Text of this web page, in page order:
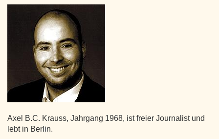
Axel B.C. Krauss, Jahrgang 1968, ist freier Journalist und
lebt in Berlin.